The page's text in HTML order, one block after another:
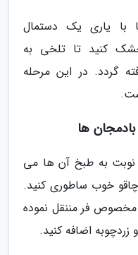
با یاری یک دستمال
کنید تا تلخی به
گردد. در این مرحله
ها
نوبت به طبخ آن ها می
چاقو خوب ساطوری کنید.
فر مننقل نموده
اضافه کنید.